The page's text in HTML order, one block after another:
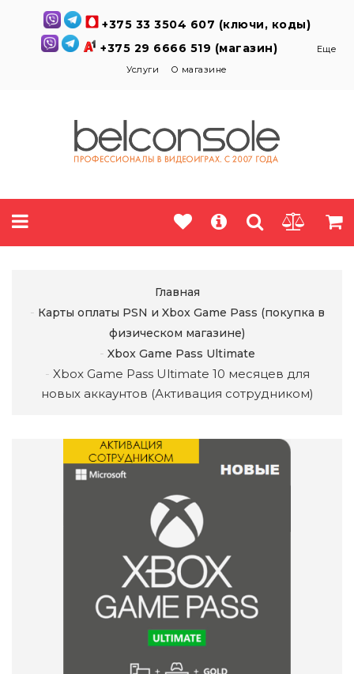
+375 33 3504 607 (ключи, коды)
+375 29 6666 519 (магазин)
Еще
Услуги
О магазине
Главная
Карты оплаты PSN и Xbox Game Pass (покупка в
физическом магазине)
Xbox Game Pass Ultimate
Xbox Game Pass Ultimate 10 месяцев для
новых аккаунтов (Активация сотрудником)